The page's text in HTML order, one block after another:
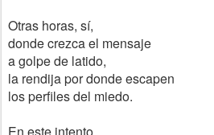
Otras horas, sí,
donde crezca el mensaje
a golpe de latido,
la rendija por donde escapen
los perfiles del miedo.